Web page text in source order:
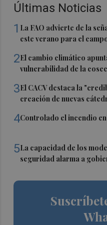
Últimas Noticias
1 La FAO advierte de la
este verano para el
2El cambio climático
vulnerabilidad de la
3El CACV destaca la
creación de nuevas
4Controlado el incendio
5La capacidad de los
seguridad alarma a